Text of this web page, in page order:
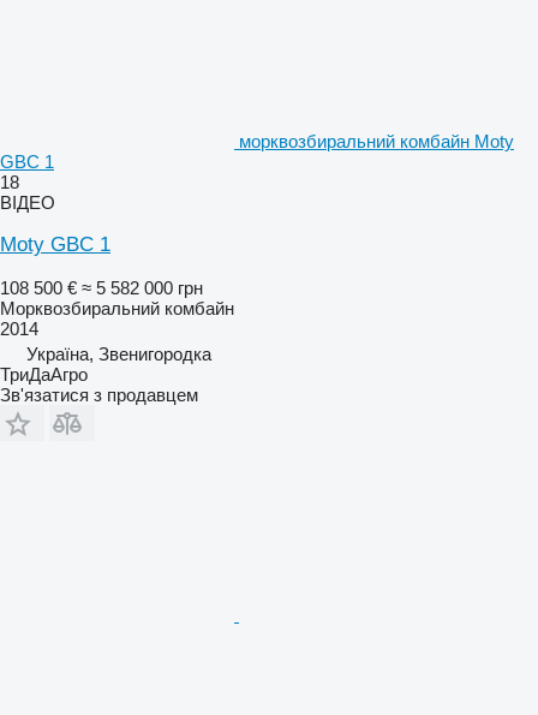
морквозбиральний комбайн Moty
GBC 1
18
ВІДЕО
Moty GBC 1
108 500 € ≈ 5 582 000 грн
Морквозбиральний комбайн
2014
Україна, Звенигородка
ТриДаАгро
Зв'язатися з продавцем